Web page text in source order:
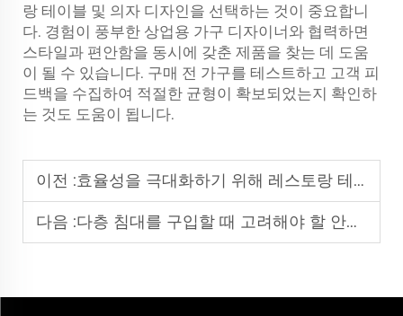
랑 테이블 및 의자 디자인을 선택하는 것이 중요합니
다. 경험이 풍부한 상업용 가구 디자이너와 협력하면
스타일과 편안함을 동시에 갖춘 제품을 찾는 데 도움
이 될 수 있습니다. 구매 전 가구를 테스트하고 고객 피
드백을 수집하여 적절한 균형이 확보되었는지 확인하
는 것도 도움이 됩니다.
이전 :효율성을 극대화하기 위해 레스토랑 테이블과 의자를 어떻게 배치해야 하나요?
다음 :다층 침대를 구입할 때 고려해야 할 안전 기능은 무엇인가요?